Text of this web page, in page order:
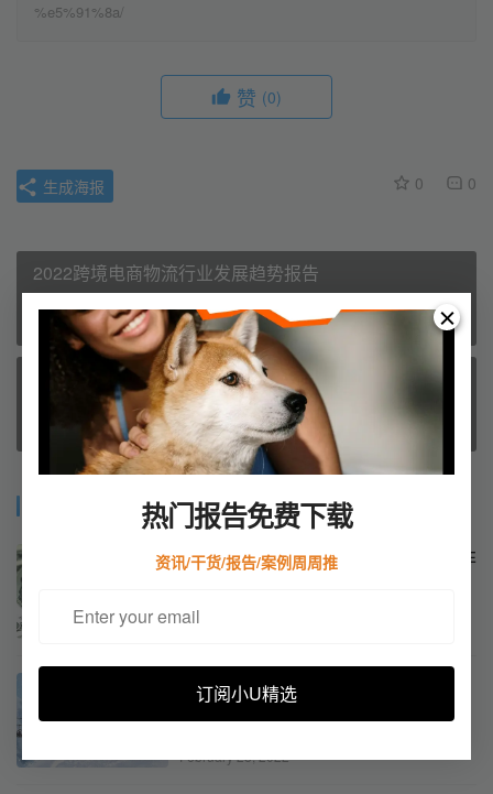
热门报告免费下载
资讯/干货/报告/案例周周推
订阅小U精选
%e5%91%8a/
赞 (0)
0 0
生成海报
2022跨境电商物流行业发展趋势报告
上一篇 March 27, 2024 4:13 pm
2022年3C出海品牌KOL营销数据洞察报告
March 27, 2024 4:21 pm
美国税务合规中有关居民企业与非
January 5, 2024
户外运动品类出口攻略来袭……
February 28, 2022